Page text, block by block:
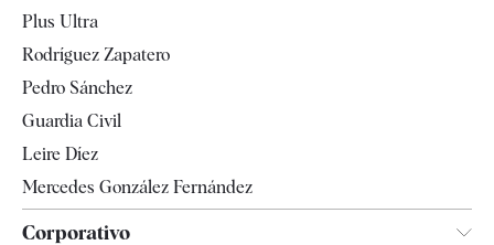
Tendencias
Plus Ultra
Rodríguez Zapatero
Pedro Sánchez
Guardia Civil
Leire Díez
Mercedes González Fernández
Corporativo